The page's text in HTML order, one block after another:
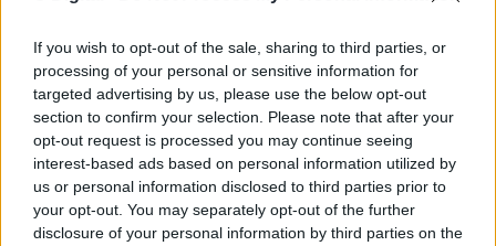
If you wish to opt-out of the sale, sharing to third parties, or
processing of your personal or sensitive information for
targeted advertising by us, please use the below opt-out
section to confirm your selection. Please note that after your
opt-out request is processed you may continue seeing
interest-based ads based on personal information utilized by
us or personal information disclosed to third parties prior to
your opt-out. You may separately opt-out of the further
disclosure of your personal information by third parties on the
Parlamento consagra 11 de novembro como Dia Nacional das
Raças Autóctones
A Assembleia da República consagrou o dia 11 de novembro
como Dia Nacional das...
22 Julho, 2026 - 20:00